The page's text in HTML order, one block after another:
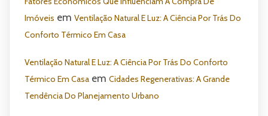
Imóveis em Ventilação Natural E Luz: A Ciência Por Trás Do
Conforto Térmico Em Casa
Ventilação Natural E Luz: A Ciência Por Trás Do Conforto
Térmico Em Casa em Cidades Regenerativas: A Grande
Tendência Do Planejamento Urbano